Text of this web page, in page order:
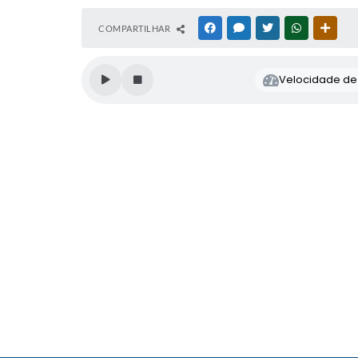
COMPARTILHAR FACEBOOKMESSENGER
TWITTERWHATSAPP
Velocidade de